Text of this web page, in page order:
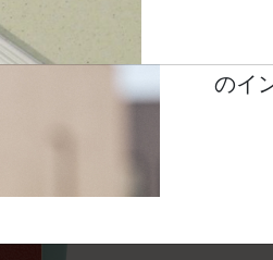
ッションジャーナル
スチューデントカイエジャーナル
ンスリープランナー
イフプランナー・コレクション
クラコレクション
馬年コレクション
味を愛する方へのギフト
のイ